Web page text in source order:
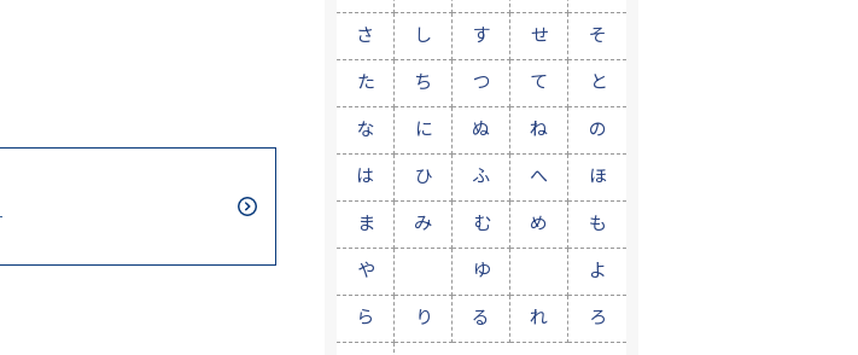
さ し す せ そ
た ち つ て と
な に ぬ ね の
は ひ ふ へ ほ
ま み む め も
や ゆ よ
ら り る れ ろ